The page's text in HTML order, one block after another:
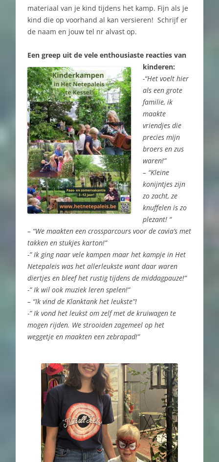
materiaal van je kind tijdens het kamp. Fijn als je
kind die op voorhand al kan versieren! Schrijf er
de naam en jouw tel nr alvast op.
Een greep uit de vele enthousiaste reacties van
kinderen:
-“Het voelt hier
als een grote
familie, ik
maakte
vriendjes die
precies mijn
broers en zus
waren!”
– “Kleine
konijntjes zijn
zo zacht, ze
knuffelen is zo
plezant! “
– “We maakten een crossparcours voor de cavia’s met
takken en stukjes karton!”
-” Ik ging naar vele kampen maar het kampje in Het
Netepaleis was het allerleukste want daar waren
diertjes en bleef het rustig tijdens de middagpauze!”
-” Ik wil ook muziek leren spelen!”
– “Ik vind de Klanktank het leukste”!
-” Ik vond het leukst om zelf met de kruiwagen te
mogen rijden. We strooiden zagemeel op het
weggetje en maakten een zebrapad!”